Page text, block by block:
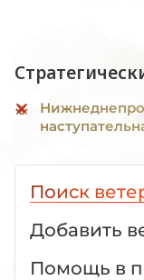
Поиск
Добавить
Помощь в